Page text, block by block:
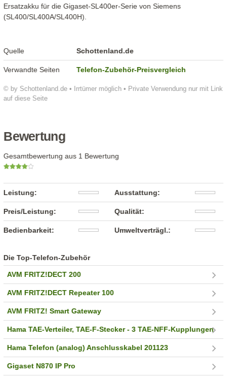
© by Schottenland.de • Irrtümer möglich • Private Verwendung nur mit Link
auf diese Seite
Ersatzakku für die Gigaset-SL400er-Serie von Siemens
(SL400/SL400A/SL400H).
Quelle Schottenland.de
Verwandte Seiten Telefon-Zubehör-Preisvergleich
Bewertung
Gesamtbewertung aus 1 Bewertung
Leistung: Ausstattung:
Preis/Leistung: Qualität:
Bedienbarkeit: Umweltverträgl.:
Die Top-Telefon-Zubehör
AVM FRITZ!DECT 200
AVM FRITZ!DECT Repeater 100
AVM FRITZ! Smart Gateway
Hama TAE-Verteiler, TAE-F-Stecker - 3 TAE-NFF-Kupplungen
Hama Telefon (analog) Anschlusskabel 201123
Gigaset N870 IP Pro